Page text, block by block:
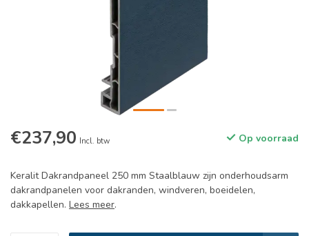
€237,90 Incl. btw Op voorraad
Keralit Dakrandpaneel 250 mm Staalblauw zijn onderhoudsarm
dakrandpanelen voor dakranden, windveren, boeidelen,
dakkapellen. Lees meer.